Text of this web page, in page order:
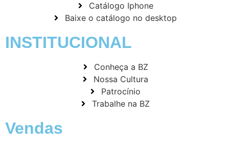
Catálogo Iphone
Baixe o catálogo no desktop
INSTITUCIONAL
Conheça a BZ
Nossa Cultura
Patrocínio
Trabalhe na BZ
Vendas